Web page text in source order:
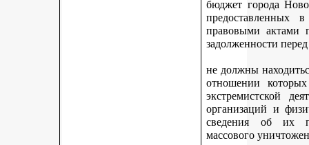
бюджет города
предоставленных
правовыми актами
задолженности
не должны
отношении
экстремистской
организаций и
сведения об их
массового